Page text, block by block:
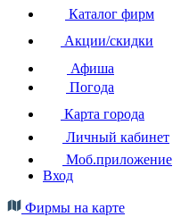
Каталог фирм
Акции/скидки
Афиша
Погода
Карта города
Личный кабинет
Моб.приложение
Вход
Фирмы на карте